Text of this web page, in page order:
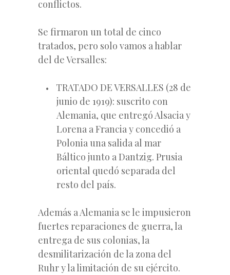
conflictos.
Se firmaron un total de cinco
tratados, pero solo vamos a hablar
del de Versalles:
TRATADO DE VERSALLES (28 de
junio de 1919): suscrito con
Alemania, que entregó Alsacia y
Lorena a Francia y concedió a
Polonia una salida al mar
Báltico junto a Dantzig. Prusia
oriental quedó separada del
resto del país.
Además a Alemania se le impusieron
fuertes reparaciones de guerra, la
entrega de sus colonias, la
desmilitarización de la zona del
Ruhr y la limitación de su ejército.